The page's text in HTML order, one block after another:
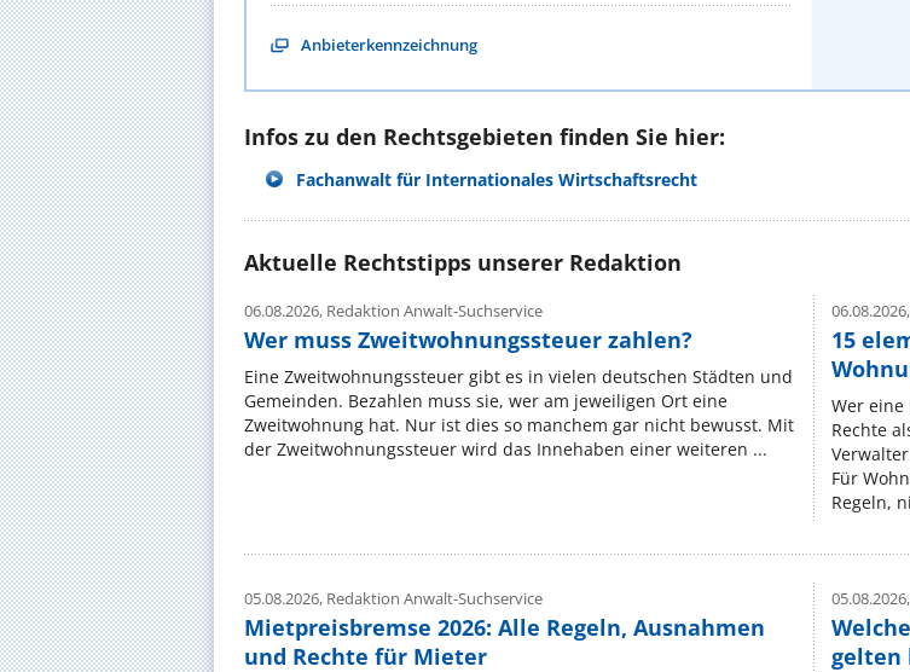
Anbieterkennzeichnung
Infos zu den Rechtsgebieten finden Sie hier:
Fachanwalt für Internationales Wirtschaftsrecht
Aktuelle Rechtstipps unserer Redaktion
06.08.2026, Redaktion Anwalt-Suchservice
Wer muss Zweitwohnungssteuer zahlen?
Eine Zweitwohnungssteuer gibt es in vielen deutschen Städten und
Gemeinden. Bezahlen muss sie, wer am jeweiligen Ort eine
Zweitwohnung hat. Nur ist dies so manchem gar nicht bewusst. Mit
der Zweitwohnungssteuer wird das Innehaben einer weiteren ...
06.08.2026,
15
Wer
Rechte
Für
Regeln,
05.08.2026, Redaktion Anwalt-Suchservice
Mietpreisbremse 2026: Alle Regeln, Ausnahmen
und Rechte für Mieter
05.08.2026,
gelten